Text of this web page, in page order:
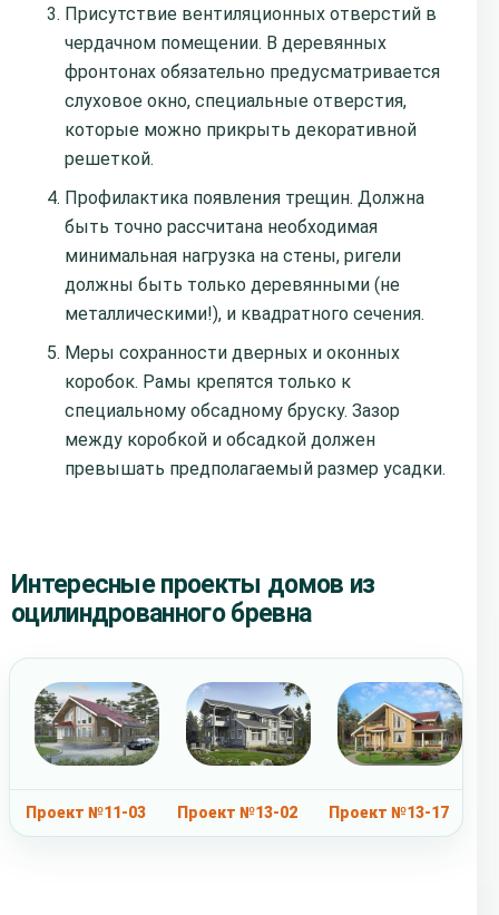
Присутствие вентиляционных отверстий в
чердачном помещении. В деревянных
фронтонах обязательно предусматривается
слуховое окно, специальные отверстия,
которые можно прикрыть декоративной
решеткой.
Профилактика появления трещин. Должна
быть точно рассчитана необходимая
минимальная нагрузка на стены, ригели
должны быть только деревянными (не
металлическими!), и квадратного сечения.
Меры сохранности дверных и оконных
коробок. Рамы крепятся только к
специальному обсадному бруску. Зазор
между коробкой и обсадкой должен
превышать предполагаемый размер усадки.
Интересные проекты домов из
оцилиндрованного бревна
Проект №11-03 Проект №13-02 Проект №13-17